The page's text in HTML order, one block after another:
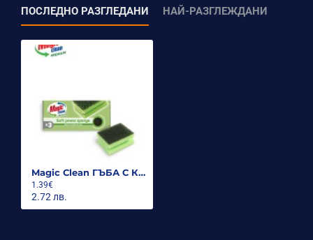
ПОСЛЕДНО РАЗГЛЕДАНИ НАЙ-РАЗГЛЕЖДАНИ
Magic Clean ГЪБА С КАНАЛ PREMIUM SOFT POWER 3 БР.
1.39€
2.72 лв.